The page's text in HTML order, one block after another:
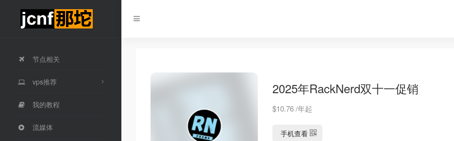
节点相关
vps推荐
我的教程
流媒体
2025年RackNerd双十一促销
$10.76 /年起
手机查看